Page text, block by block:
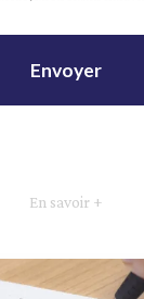
En savoir +